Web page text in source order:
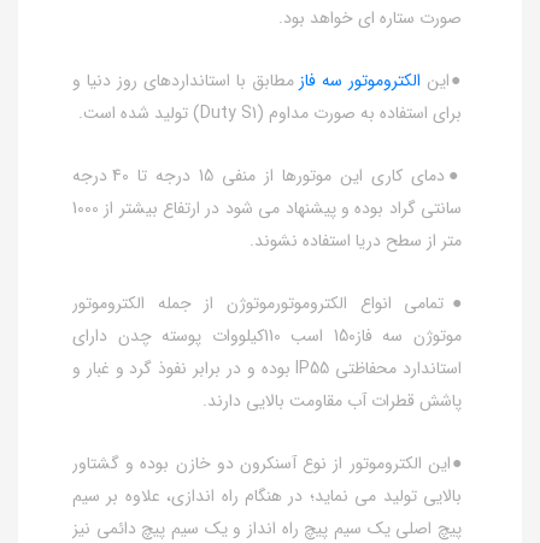
صورت ستاره ای خواهد بود.
●این الکتروموتور سه فاز مطابق با استانداردهای روز دنیا و
برای استفاده به صورت مداوم (Duty S1) تولید شده است.
●دمای کاری این موتورها از منفی 15 درجه تا 40 درجه
سانتی گراد بوده و پیشنهاد می شود در ارتفاع بیشتر از 1000
متر از سطح دریا استفاده نشوند.
●تمامی انواع الکتروموتورموتوژن از جمله الکتروموتور
موتوژن سه فاز150 اسب 110کیلووات پوسته چدن دارای
استاندارد محفاظتی IP55 بوده و در برابر نفوذ گرد و غبار و
پاشش قطرات آب مقاومت بالایی دارند.
●این الکتروموتور از نوع آسنکرون دو خازن بوده و گشتاور
بالایی تولید می نماید؛ در هنگام راه اندازی، علاوه بر سیم
پیچ اصلی یک سیم پیچ راه انداز و یک سیم پیچ دائمی نیز